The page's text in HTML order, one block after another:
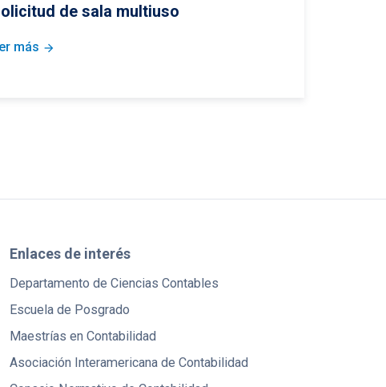
de sala multiuso
más arrow_forward
Enlaces de interés
Departamento de Ciencias Contables
Escuela de Posgrado
Maestrías en Contabilidad
Asociación Interamericana de Contabilidad